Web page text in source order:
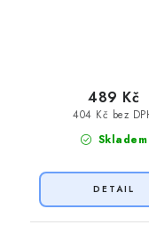
Skladem
404 Kč bez
489 Kč